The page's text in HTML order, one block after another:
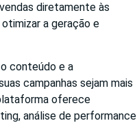
diretamente às
a geração e
conteúdo e a
campanhas sejam mais
oferece
análise de performance